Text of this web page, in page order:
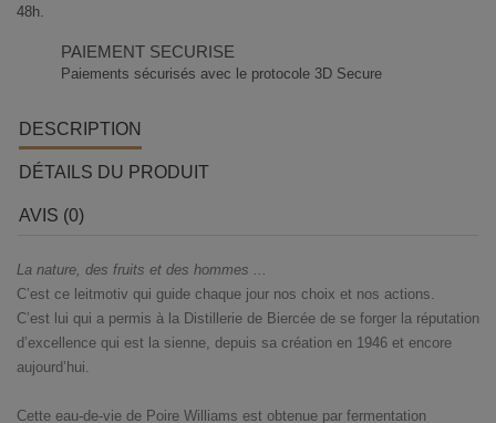
48h.
PAIEMENT SECURISE
Paiements sécurisés avec le protocole 3D Secure
DESCRIPTION
DÉTAILS DU PRODUIT
AVIS (0)
La nature, des fruits et des hommes ...
C’est ce leitmotiv qui guide chaque jour nos choix et nos actions.
C’est lui qui a permis à la Distillerie de Biercée de se forger la réputation
d’excellence qui est la sienne, depuis sa création en 1946 et encore
aujourd’hui.
Cette eau-de-vie de Poire Williams est obtenue par fermentation